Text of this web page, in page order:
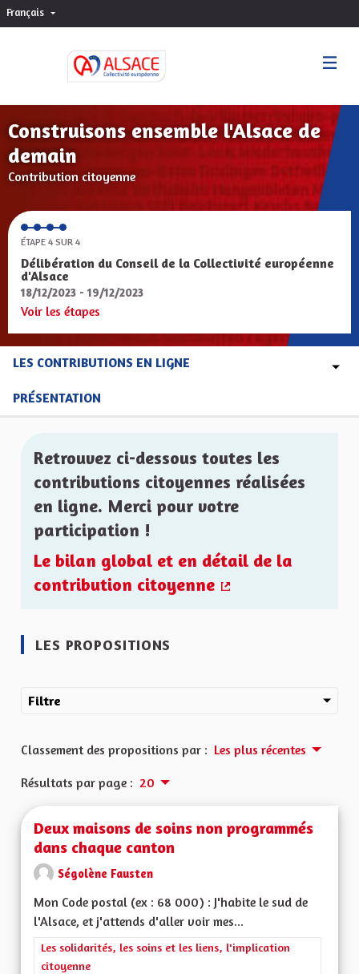
Français Choisir la langue
Construisons ensemble l'Alsace de
demain
Contribution citoyenne
ÉTAPE 4 SUR 4
Délibération du Conseil de la Collectivité européenne
d'Alsace
18/12/2023 - 19/12/2023
Voir les étapes
LES CONTRIBUTIONS EN LIGNE
PRÉSENTATION
Retrouvez ci-dessous toutes les
contributions citoyennes réalisées
en ligne. Merci pour votre
participation !
Le bilan global et en détail de la
contribution citoyenne
LES PROPOSITIONS
Filtre
Classement des propositions par : Les plus récentes
Résultats par page : 20
Deux maisons de soins non programmés
dans chaque canton
Ségolène Fausten
Mon Code postal (ex : 68 000) : J'habite le sud de
l'Alsace, et j'attends d'aller voir mes...
Filtrer les résultats de la catégorie : Les solidarités, les soins
Les solidarités, les soins et les liens, l'implication
citoyenne